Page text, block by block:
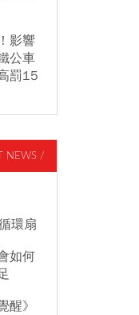
影響
公車
罰15
NEWS /
環扇
如何
醒》